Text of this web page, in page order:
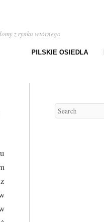
z rynku wtórnego
PILSKIE OSIEDLA